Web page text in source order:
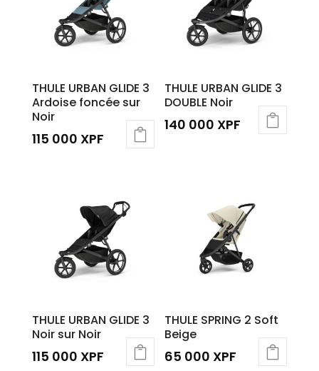
THULE URBAN GLIDE 3
Ardoise foncée sur
Noir
115 000 XPF
THULE URBAN GLIDE 3
DOUBLE Noir
140 000 XPF
THULE URBAN GLIDE 3
Noir sur Noir
115 000 XPF
THULE SPRING 2 Soft
Beige
65 000 XPF